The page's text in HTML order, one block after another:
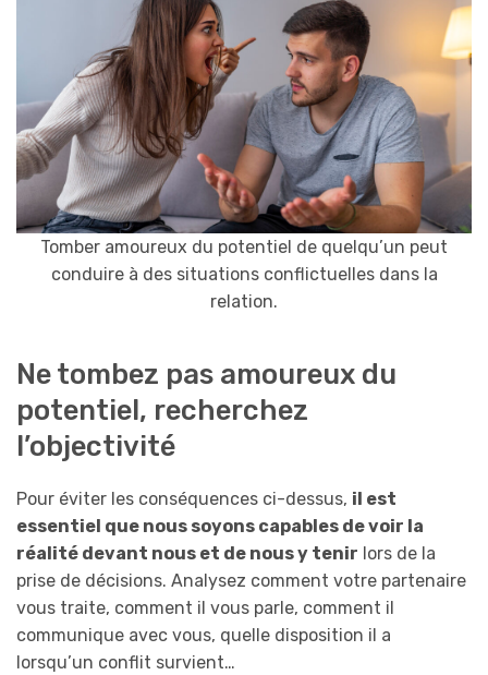
Tomber amoureux du potentiel de quelqu’un peut
conduire à des situations conflictuelles dans la
relation.
Ne tombez pas amoureux du
potentiel, recherchez
l’objectivité
Pour éviter les conséquences ci-dessus, il est
essentiel que nous soyons capables de voir la
réalité devant nous et de nous y tenir lors de la
prise de décisions. Analysez comment votre partenaire
vous traite, comment il vous parle, comment il
communique avec vous, quelle disposition il a
lorsqu’un conflit survient…